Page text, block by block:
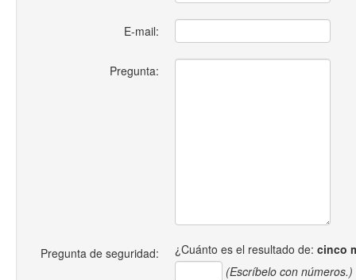
E-mail:
Pregunta:
Pregunta de seguridad: ¿Cuánto es el resultado de: cinco
(Escríbelo con números.)